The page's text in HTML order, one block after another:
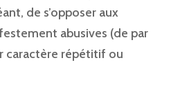
de s’opposer aux
abusives (de par
caractère répétitif ou